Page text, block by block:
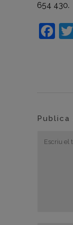
654 430.
Publica